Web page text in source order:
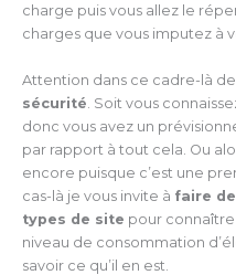
charge puis vous allez le
charges que vous imputez à
Attention dans ce cadre-là de
sécurité . Soit vous
donc vous avez un
par rapport à tout cela. Ou
encore puisque c’est une
cas-là je vous invite à faire
types de site pour
niveau de consommation
savoir ce qu’il en est.